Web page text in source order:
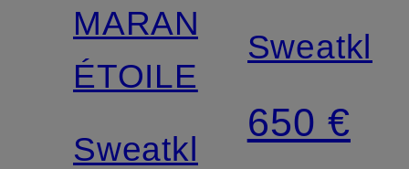
MARANT
ÉTOILE
Sweatkleid
650 €